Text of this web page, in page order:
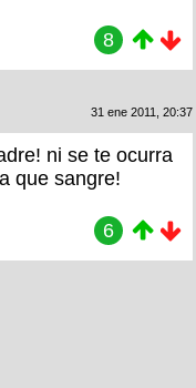
8
31 ene 2011, 20:37
ni se te ocurra
que sangre!
6